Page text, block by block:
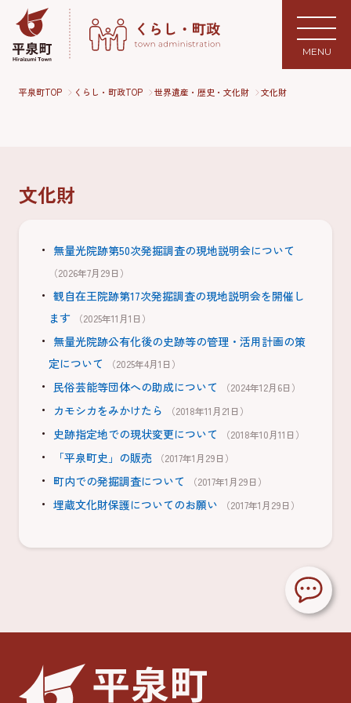
MENU
平泉町TOP くらし・町政TOP 世界遺産・歴史・文化財 文化財
文化財
無量光院跡第50次発掘調査の現地説明会について
（2026年7月29日）
観自在王院跡第17次発掘調査の現地説明会を開催し
ます
（2025年11月1日）
無量光院跡公有化後の史跡等の管理・活用計画の策
定について
（2025年4月1日）
民俗芸能等団体への助成について （2024年12月6日）
カモシカをみかけたら （2018年11月21日）
史跡指定地での現状変更について （2018年10月11日）
「平泉町史」の販売 （2017年1月29日）
町内での発掘調査について （2017年1月29日）
埋蔵文化財保護についてのお願い （2017年1月29日）